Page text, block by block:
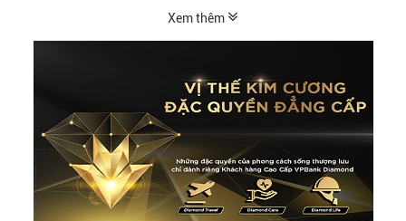
Xem thêm